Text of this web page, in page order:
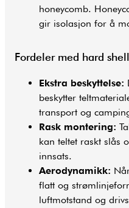
honeycomb.
gir isolasjon for å
Fordeler med hard
Ekstra beskyttelse:
beskytter
transport og
Rask montering:
kan teltet raskt slås
innsats.
Aerodynamikk:
flatt og
luftmotstand og